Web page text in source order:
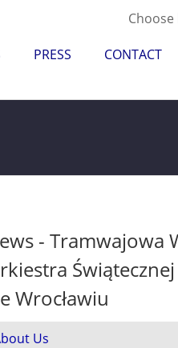
Choose
PRESS CONTACT
- Tramwajowa
Wrocławiu
Us